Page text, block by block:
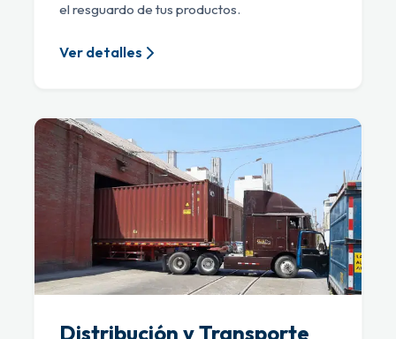
el resguardo de tus productos.
Ver detalles
Distribución y Transporte